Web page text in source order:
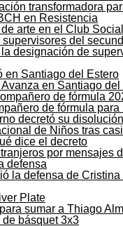
transformadora
arte en el Club
designación de
en Santiago del
de fórmula para
de Niños tras
por mensajes
la defensa de
sumar a Thiago